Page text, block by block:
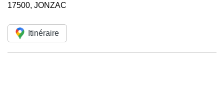
17500, JONZAC
Itinéraire